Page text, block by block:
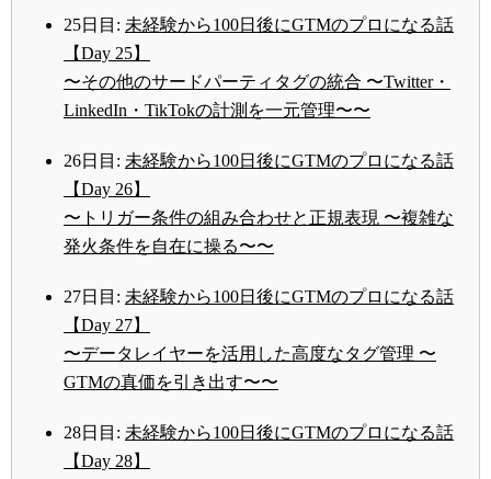
25日目: 未経験から100日後にGTMのプロになる話
【Day 25】
〜その他のサードパーティタグの統合 〜Twitter・
LinkedIn・TikTokの計測を一元管理〜〜
26日目: 未経験から100日後にGTMのプロになる話
【Day 26】
〜トリガー条件の組み合わせと正規表現 〜複雑な
発火条件を自在に操る〜〜
27日目: 未経験から100日後にGTMのプロになる話
【Day 27】
〜データレイヤーを活用した高度なタグ管理 〜
GTMの真価を引き出す〜〜
28日目: 未経験から100日後にGTMのプロになる話
【Day 28】